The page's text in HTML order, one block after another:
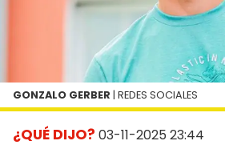
¿QUÉ DIJO? 03-11-2025 23:44
GONZALO GERBER | REDES SOCIALES